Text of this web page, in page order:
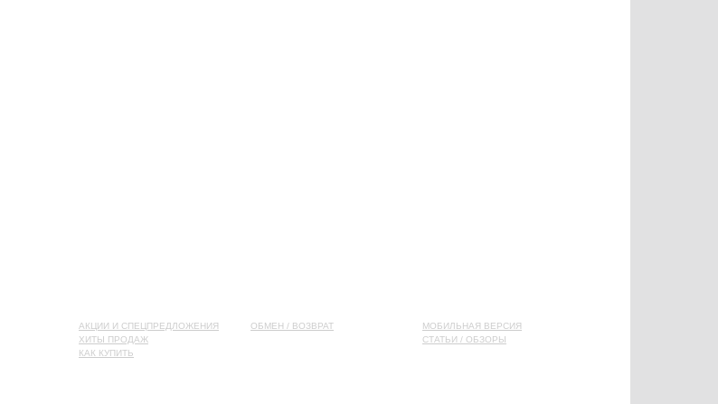
АКЦИИ И СПЕЦПРЕДЛОЖЕНИЯ ОБМЕН / ВОЗВРАТ
МОБИЛЬНАЯ ВЕРСИЯ
ХИТЫ ПРОДАЖ
СТАТЬИ / ОБЗОРЫ
КАК КУПИТЬ